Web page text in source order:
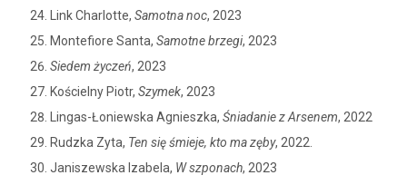
Link Charlotte, Samotna noc, 2023
Montefiore Santa, Samotne brzegi, 2023
Siedem życzeń, 2023
Kościelny Piotr, Szymek, 2023
Lingas-Łoniewska Agnieszka, Śniadanie z Arsenem, 2022
Rudzka Zyta, Ten się śmieje, kto ma zęby, 2022.
Janiszewska Izabela, W szponach, 2023